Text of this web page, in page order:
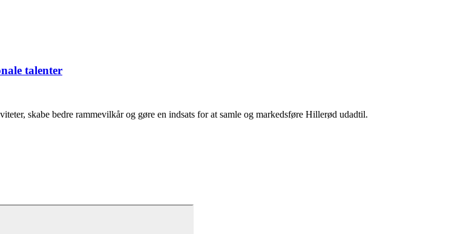
talenter
skabe bedre rammevilkår og gøre en indsats for at samle og markedsføre Hillerød udadtil.